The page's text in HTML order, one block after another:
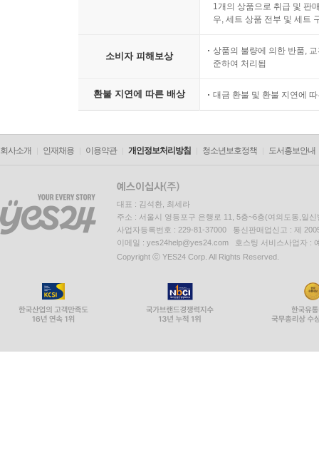
1개의 상품으로 취급 및 판
우, 세트 상품 전부 및 세트
소비자 피해보상
상품의 불량에 의한 반품,
준하여 처리됨
환불 지연에 따른 배상 대금 환불 및 환불 지연에
회사소개 인재채용 이용약관 개인정보처리방침 청소년보호정책 도서홍보안내
대표 : 김석환, 최세라
주소 : 서울시 영등포구 은행로 11, 5층~6층(여의도동,일신
사업자등록번호 : 229-81-37000 통신판매업신고 : 제
이메일 : yes24help@yes24.com 호스팅 서비스사업자 :
Copyright ⓒ YES24 Corp. All Rights Reserved.